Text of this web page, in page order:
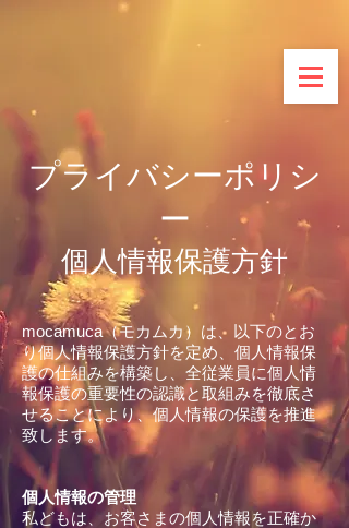
プライバシーポリシ
ー
​個人情報保護方針
mocamuca（モカムカ）は、以下のとお
り個人情報保護方針を定め、個人情報保
護の仕組みを構築し、全従業員に個人情
報保護の重要性の認識と取組みを徹底さ
せることにより、個人情報の保護を推進
致します。
個人情報の管理
私どもは、お客さまの個人情報を正確か